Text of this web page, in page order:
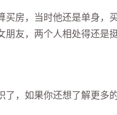
买房，当时他还是单身，
朋友，两个人相处得还是
，如果你还想了解更多